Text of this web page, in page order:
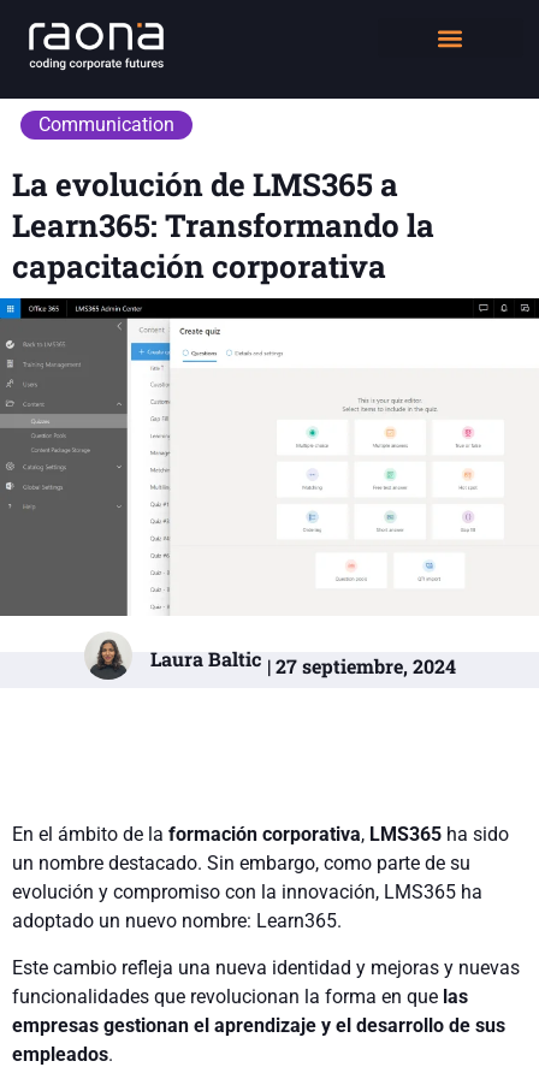
Communication
La evolución de LMS365 a
Learn365: Transformando la
capacitación corporativa
Laura Baltic | 27 septiembre, 2024
En el ámbito de la formación corporativa, LMS365 ha sido
un nombre destacado. Sin embargo, como parte de su
evolución y compromiso con la innovación, LMS365 ha
adoptado un nuevo nombre: Learn365.
Este cambio refleja una nueva identidad y mejoras y nuevas
funcionalidades que revolucionan la forma en que las
empresas gestionan el aprendizaje y el desarrollo de sus
empleados.